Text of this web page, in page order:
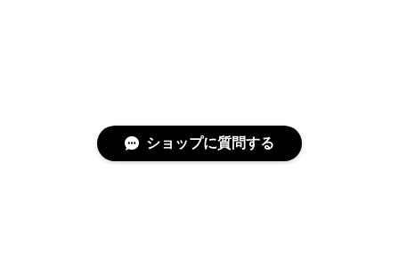
ショップに質問する